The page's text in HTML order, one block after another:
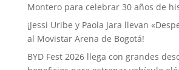
Montero para celebrar 30 años de
¡Jessi Uribe y Paola Jara llevan
al Movistar Arena de Bogotá!
BYD Fest 2026 llega con grandes